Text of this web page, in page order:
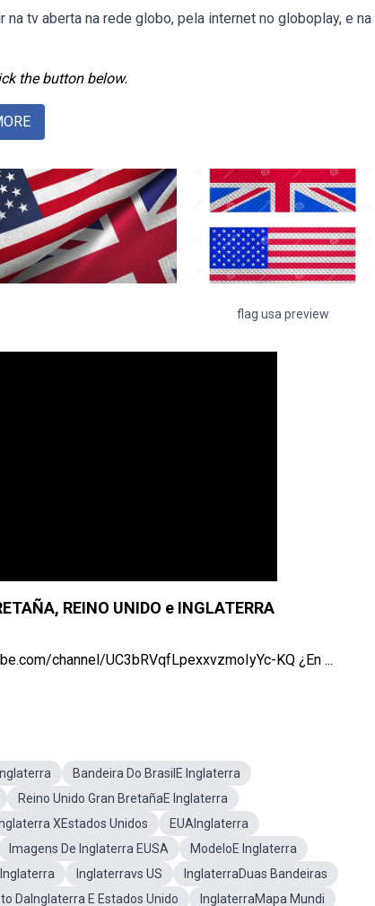
tv aberta na rede globo, pela internet no globoplay, e na
the button below.
flag usa preview
REINO UNIDO e INGLATERRA
channel/UC3bRVqfLpexxvzmoIyYc-KQ ¿En ...
Bandeira Do BrasilE Inglaterra
Reino Unido Gran BretañaE Inglaterra
XEstados Unidos
EUAInglaterra
Imagens De Inglaterra EUSA
ModeloE Inglaterra
Inglaterravs US
InglaterraDuas Bandeiras
DaInglaterra E Estados Unido
InglaterraMapa Mundi